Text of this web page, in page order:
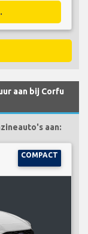
aan bij Corfu
aan:
COMPACT